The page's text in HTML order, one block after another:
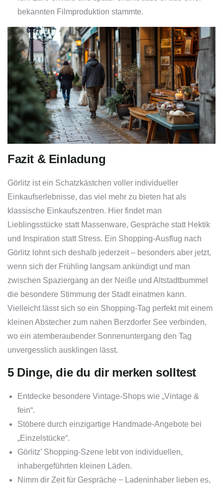
bekannten Filmproduktion stammte.
Fazit & Einladung
Görlitz ist ein Schatzkästchen voller individueller
Einkaufserlebnisse, das viel mehr zu bieten hat als
klassische Einkaufszentren. Hier findet man
Lieblingsstücke statt Massenware, Gespräche statt Hektik
und Inspiration statt Stress. Ein Shopping-Ausflug nach
Görlitz lohnt sich deshalb jederzeit – besonders aber jetzt,
wenn sich der Frühling langsam ankündigt und man
zwischen Spaziergang an der Neiße und Altstadtbummel
die besondere Stimmung der Stadt einatmen kann.
Vielleicht lässt sich so ein Shopping-Tag perfekt mit einem
kleinen Abstecher zum nahen Berzdorfer See verbinden,
wo ein atemberaubender Sonnenuntergang den Tag
unvergesslich ausklingen lässt.
5 Dinge, die du dir merken solltest
Entdecke besondere Vintage-Shops wie „Vintage &
fein“.
Stöbere durch einzigartige Handmade-Angebote bei
„Einzelstücke“.
Görlitz’ Shopping-Szene lebt von individuellen,
inhabergeführten kleinen Läden.
Nimm dir Zeit für Gespräche − Ladeninhaber lieben es,